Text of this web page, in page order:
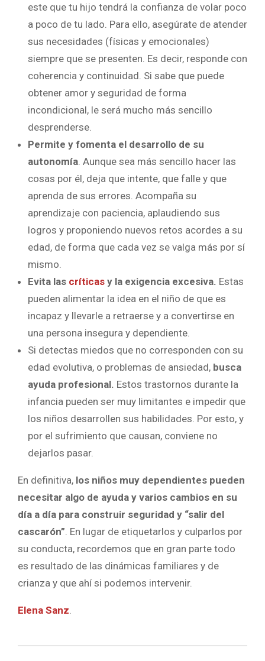
este que tu hijo tendrá la confianza de volar poco
a poco de tu lado. Para ello, asegúrate de atender
sus necesidades (físicas y emocionales)
siempre que se presenten. Es decir, responde con
coherencia y continuidad. Si sabe que puede
obtener amor y seguridad de forma
incondicional, le será mucho más sencillo
desprenderse.
Permite y fomenta el desarrollo de su
autonomía . Aunque sea más sencillo hacer las
cosas por él, deja que intente, que falle y que
aprenda de sus errores. Acompaña su
aprendizaje con paciencia, aplaudiendo sus
logros y proponiendo nuevos retos acordes a su
edad, de forma que cada vez se valga más por sí
mismo.
Evita las críticas y la exigencia excesiva. Estas
pueden alimentar la idea en el niño de que es
incapaz y llevarle a retraerse y a convertirse en
una persona insegura y dependiente.
Si detectas miedos que no corresponden con su
edad evolutiva, o problemas de ansiedad, busca
ayuda profesional. Estos trastornos durante la
infancia pueden ser muy limitantes e impedir que
los niños desarrollen sus habilidades. Por esto, y
por el sufrimiento que causan, conviene no
dejarlos pasar.
En definitiva, los niños muy dependientes pueden
necesitar algo de ayuda y varios cambios en su
día a día para construir seguridad y “salir del
cascarón” . En lugar de etiquetarlos y culparlos por
su conducta, recordemos que en gran parte todo
es resultado de las dinámicas familiares y de
crianza y que ahí si podemos intervenir.
Elena Sanz